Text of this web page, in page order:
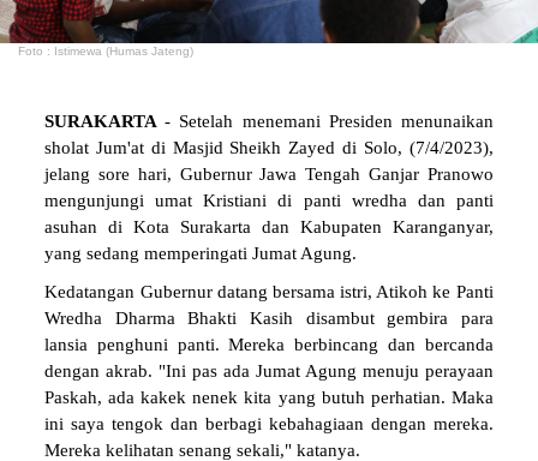
Foto : Istimewa (Humas Jateng)
SURAKARTA- Setelah menemani Presiden menunaikan
sholat Jum'at di Masjid Sheikh Zayed di Solo, (7/4/2023),
jelang sore hari, Gubernur Jawa Tengah Ganjar Pranowo
mengunjungi umat Kristiani di panti wredha dan panti
asuhan di Kota Surakarta dan Kabupaten Karanganyar,
yang sedang memperingati Jumat Agung.
Kedatangan Gubernur datang bersama istri, Atikoh ke Panti
Wredha Dharma Bhakti Kasih disambut gembira para
lansia penghuni panti. Mereka berbincang dan bercanda
dengan akrab. "Ini pas ada Jumat Agung menuju perayaan
Paskah, ada kakek nenek kita yang butuh perhatian. Maka
ini saya tengok dan berbagi kebahagiaan dengan mereka.
Mereka kelihatan senang sekali," katanya.